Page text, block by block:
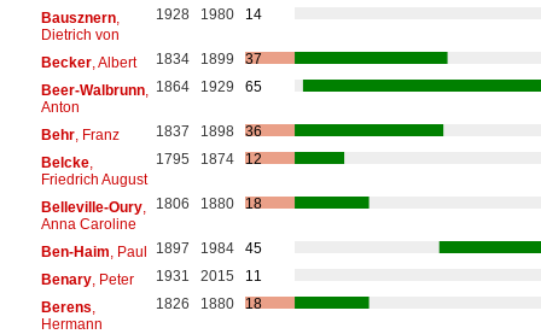
Bausznern,
Dietrich von
1928 1980 14
Becker, Albert 1834 1899
37
Beer-Walbrunn,
Anton
1864 1929 65
Behr, Franz 1837 1898
36
Belcke,
Friedrich August
1795 1874 12
Belleville-Oury,
Anna Caroline
1806 1880 18
Ben-Haim , Paul 1897 1984
45
Benary, Peter 1931 2015
11
Berens
Hermann
1826 1880 18